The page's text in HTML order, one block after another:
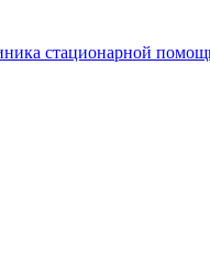
стационарной